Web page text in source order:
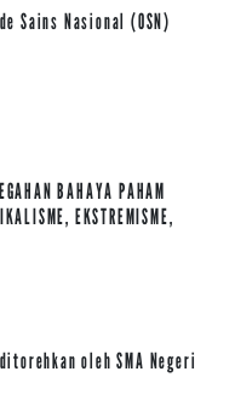
Sains Nasional (OSN)
BAHAYA PAHAM
EKSTREMISME,
oleh SMA Negeri